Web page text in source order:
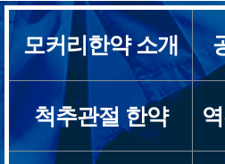
모커리한약 소개
척추관절 한약